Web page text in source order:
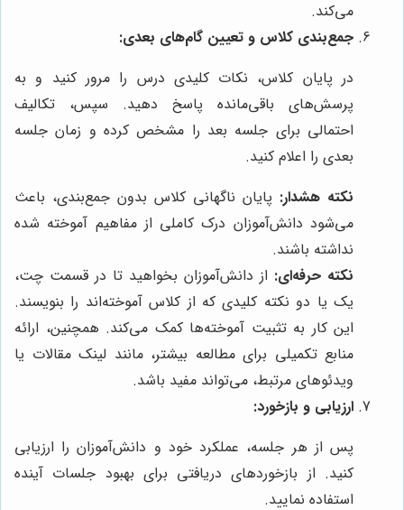
می‌کند.
جمع‌بندی کلاس و تعیین گام‌های بعدی:
در پایان کلاس، نکات کلیدی درس را مرور کنید و به
پرسش‌های باقی‌مانده پاسخ دهید. سپس، تکالیف
احتمالی برای جلسه بعد را مشخص کرده و زمان جلسه
بعدی را اعلام کنید.
نکته هشدار: پایان ناگهانی کلاس بدون جمع‌بندی، باعث
می‌شود دانش‌آموزان درک کاملی از مفاهیم آموخته شده
نداشته باشند.
نکته حرفه‌ای: از دانش‌آموزان بخواهید تا در قسمت چت،
یک یا دو نکته کلیدی که از کلاس آموخته‌اند را بنویسند.
این کار به تثبیت آموخته‌ها کمک می‌کند. همچنین، ارائه
منابع تکمیلی برای مطالعه بیشتر، مانند لینک مقالات یا
ویدئوهای مرتبط، می‌تواند مفید باشد.
ارزیابی و بازخورد:
پس از هر جلسه، عملکرد خود و دانش‌آموزان را ارزیابی
کنید. از بازخوردهای دریافتی برای بهبود جلسات آینده
استفاده نمایید.